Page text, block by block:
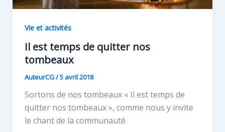
Vie et activités
Il est temps de quitter nos
tombeaux
AuteurCG/5 avril 2018
Sortons de nos tombeaux « Il est temps de
quitter nos tombeaux », comme nous y invite
le chant de la communauté